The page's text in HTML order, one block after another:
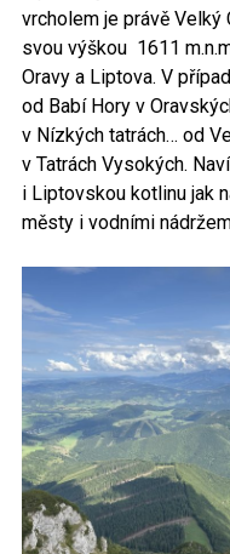
vrcholem je právě Velký
svou výškou 1611
Oravy a Liptova. V
od Babí Hory v
v Nízkých tatrách… od
v Tatrách Vysokých.
i Liptovskou kotlinu jak
městy i vodními